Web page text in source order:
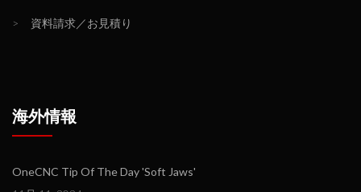
> 資料請求／お見積り
海外情報
OneCNC Tip Of The Day 'Soft Jaws'